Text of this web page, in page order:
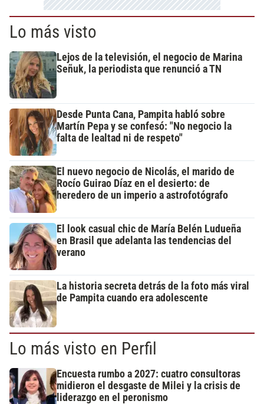
Lo más visto
Lejos de la televisión, el negocio de Marina
Señuk, la periodista que renunció a TN
Desde Punta Cana, Pampita habló sobre
Martín Pepa y se confesó: "No negocio la
falta de lealtad ni de respeto"
El nuevo negocio de Nicolás, el marido de
Rocío Guirao Díaz en el desierto: de
heredero de un imperio a astrofotógrafo
El look casual chic de María Belén Ludueña
en Brasil que adelanta las tendencias del
verano
La historia secreta detrás de la foto más viral
de Pampita cuando era adolescente
Lo más visto en Perfil
Encuesta rumbo a 2027: cuatro consultoras
midieron el desgaste de Milei y la crisis de
liderazgo en el peronismo